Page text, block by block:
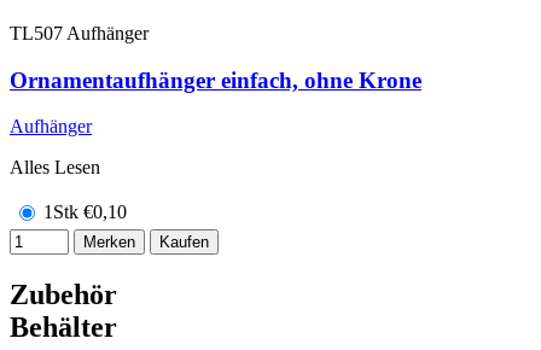
TL507 Aufhänger
Ornamentaufhänger einfach, ohne Krone
Aufhänger
Alles Lesen
1Stk €0,10
Merken Kaufen
Zubehör
Behälter